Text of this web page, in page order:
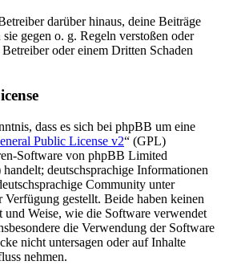
darüber hinaus, deine Beiträge
gegen o. g. Regeln verstoßen oder
oder einem Dritten Schaden
dass es sich bei phpBB um eine
Public License v2“ (GPL)
Software von phpBB Limited
deutschsprachige Informationen
Community unter
gestellt. Beide haben keinen
Weise, wie die Software verwendet
die Verwendung der Software
nicht untersagen oder auf Inhalte
nehmen.